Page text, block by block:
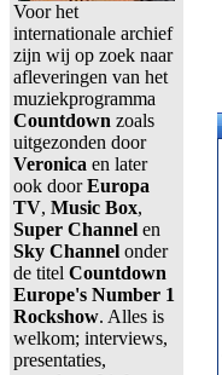
Voor het
internationale archief
zijn wij op zoek naar
afleveringen van het
muziekprogramma
Countdown zoals
uitgezonden door
Veronica en later
ook doorEuropa
TV, Music Box,
Super Channel en
Sky Channel onder
de titel Countdown
Europe's Number 1
Rockshow. Alles is
welkom; interviews,
presentaties,